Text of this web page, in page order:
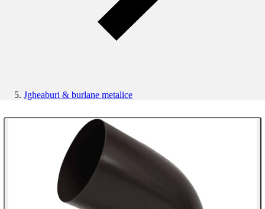
Jgheaburi & burlane metalice